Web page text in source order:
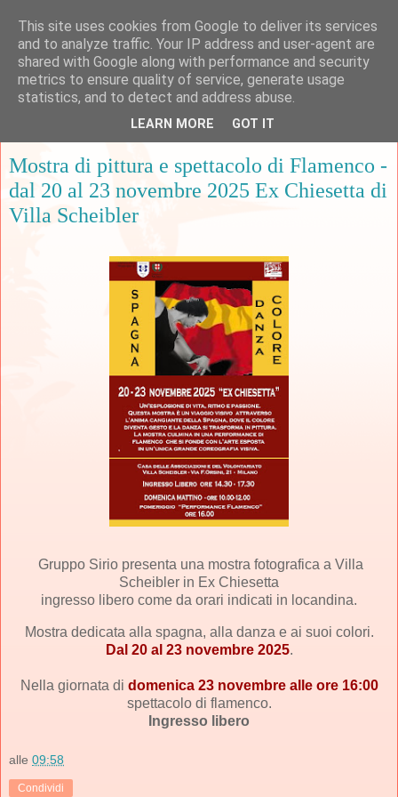
lunedì 10 novembre 2025
Mostra di pittura e spettacolo di Flamenco -
dal 20 al 23 novembre 2025 Ex Chiesetta di
Villa Scheibler
Gruppo Sirio presenta una mostra fotografica a Villa
Scheibler in Ex Chiesetta
ingresso libero come da orari indicati in locandina.
Mostra dedicata alla spagna, alla danza e ai suoi colori.
Dal 20 al 23 novembre 2025.
Nella giornata di domenica 23 novembre alle ore 16:00
spettacolo di flamenco.
Ingresso libero
alle 09:58
Condividi
This site uses cookies from Google to deliver its services
and to analyze traffic. Your IP address and user-agent are
shared with Google along with performance and security
metrics to ensure quality of service, generate usage
statistics, and to detect and address abuse.
LEARN MORE GOT IT